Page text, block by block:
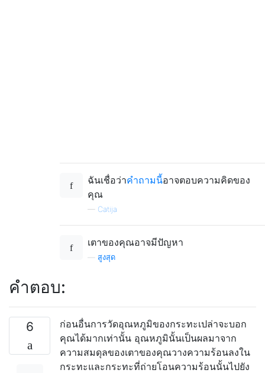
ฉันเชื่อว่าคำถามนี้อาจตอบความคิดของ
คุณ
— Catija
เตาของคุณอาจมีปัญหา
สูงสุด
คำตอบ:
6
ก่อนอื่นการวัดอุณหภูมิของกระทะเปล่าจะบอก
คุณได้มากเท่านั้น อุณหภูมินั้นเป็นผลมาจาก
ความสมดุลของเตาของคุณวางความร้อนลงใน
กระทะและกระทะที่ถ่ายโอนความร้อนนั้นไปยัง